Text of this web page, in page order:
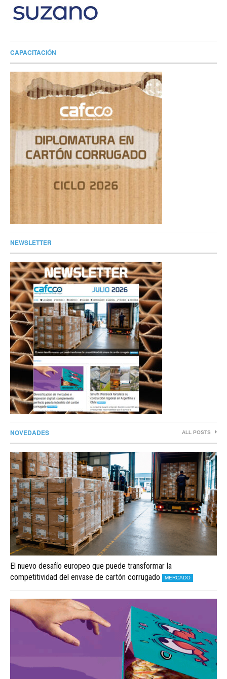
CAPACITACIÓN
NEWSLETTER
NOVEDADES ALL POSTS
El nuevo desafío europeo que puede transformar la
competitividad del envase de cartón corrugado
MERCADO